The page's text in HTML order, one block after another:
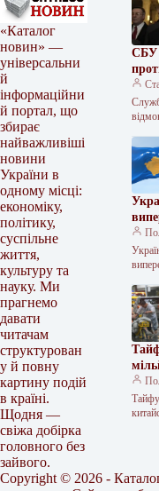
«Каталог
новин» —
універсальни
й
інформаційни
й портал, що
збирає
найважливіші
новини
України в
одному місці:
економіку,
політику,
суспільне
життя,
культуру та
науку. Ми
прагнемо
давати
читачам
структурован
у й повну
картину подій
в країні.
Щодня —
свіжа добірка
головного без
зайвого.
СБУ
в
Copyright © 2026 -